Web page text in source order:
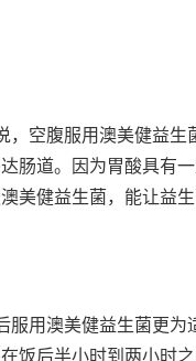
空腹服用澳美健益
肠道。因为胃酸具有
美健益生菌，能让益
服用澳美健益生菌更
饭后半小时到两小时